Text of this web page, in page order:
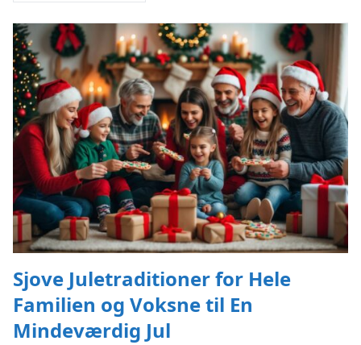
Sjove Juletraditioner for Hele
Familien og Voksne til En
Mindeværdig Jul